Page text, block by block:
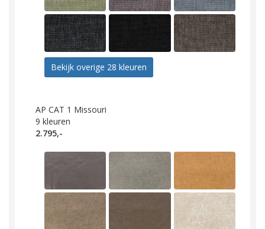
Bekijk overige 28 kleuren
AP CAT 1 Missouri
9 kleuren
2.795,-